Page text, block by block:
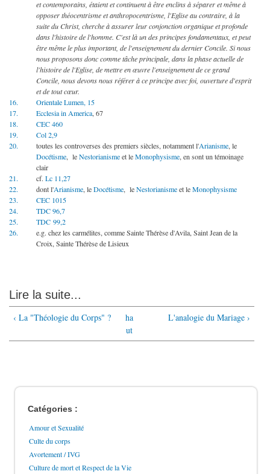
et contemporains, étaient et continuent à être enclins à séparer et même à
opposer théocentrisme et anthropocentrisme, l'Eglise au contraire, à la
suite du Christ, cherche à assurer leur conjonction organique et profonde
dans l'histoire de l'homme. C'est là un des principes fondamentaux, et peut
être même le plus important, de l'enseignement du dernier Concile. Si nous
nous proposons donc comme tâche principale, dans la phase actuelle de
l'histoire de l'Eglise, de mettre en œuvre l'enseignement de ce grand
Concile, nous devons nous référer à ce principe avec foi, ouverture d'esprit
et de tout cœur.
16.
Orientale Lumen, 15
17.
Ecclesia in America, 67
18.
CEC 460
19.
Col 2,9
20.
toutes les controverses des premiers siècles, notamment l'Arianisme, le
Docétisme, leNestorianismeet leMonophysisme, en sont un témoinage
clair
21.
cf.Lc 11,27
22.
dont l'Arianisme, leDocétisme, leNestorianismeet leMonophysisme
23.
CEC 1015
24.
TDC 96,7
25.
TDC 99,2
26.
e.g. chez les carmélites, comme Sainte Thérèse d'Avila, Saint Jean de la
Croix, Sainte Thérèse de Lisieux
Lire la suite...
‹ La "Théologie du Corps" ?
ha
ut
L'analogie du Mariage ›
Catégories :
Amour et Sexualité
Culte du corps
Avortement / IVG
Culture de mort et Respect de la Vie